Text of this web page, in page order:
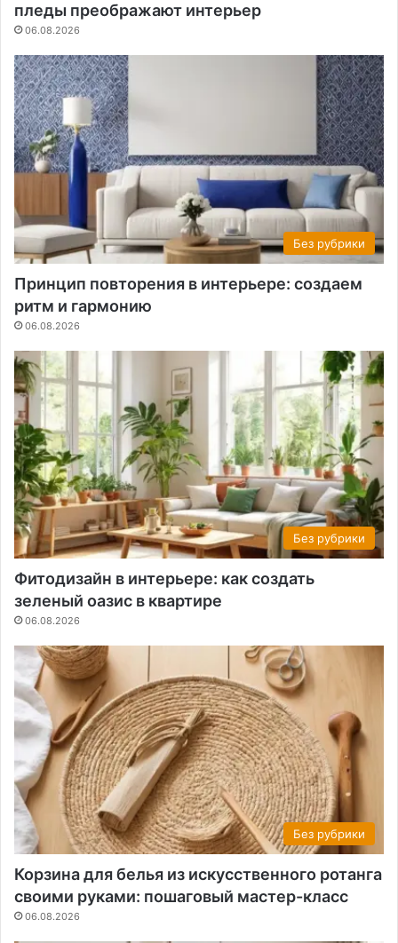
пледы преображают интерьер
06.08.2026
Без рубрики
Принцип повторения в интерьере: создаем
ритм и гармонию
06.08.2026
Без рубрики
Фитодизайн в интерьере: как создать
зеленый оазис в квартире
06.08.2026
Без рубрики
Корзина для белья из искусственного ротанга
своими руками: пошаговый мастер-класс
06.08.2026